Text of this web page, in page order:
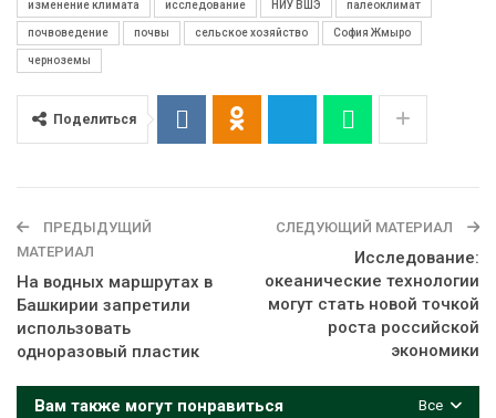
изменение климата исследование НИУ ВШЭ палеоклимат
почвоведение почвы сельское хозяйство София Жмыро
черноземы
Поделиться
ПРЕДЫДУЩИЙ
МАТЕРИАЛ
На водных маршрутах в
Башкирии запретили
использовать
одноразовый пластик
СЛЕДУЮЩИЙ МАТЕРИАЛ
Исследование:
океанические технологии
могут стать новой точкой
роста российской
экономики
Все
Вам также могут понравиться